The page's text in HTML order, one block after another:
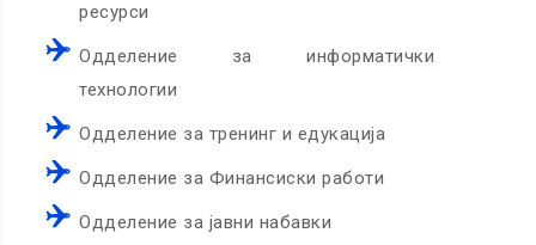
ресурси
Одделение за информатички
технологии
Одделение за тренинг и едукација
Одделение за Финансиски работи
Одделение за јавни набавки